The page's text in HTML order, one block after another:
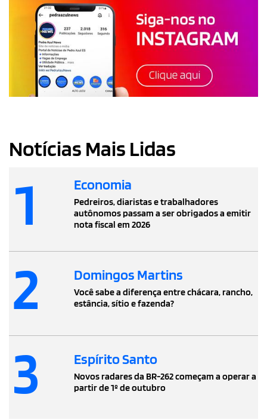
Notícias Mais Lidas
1 Economia
Pedreiros, diaristas e trabalhadores
autônomos passam a ser obrigados a emitir
nota fiscal em 2026
2 Domingos Martins
Você sabe a diferença entre chácara, rancho,
estância, sítio e fazenda?
3 Espírito Santo
Novos radares da BR-262 começam a operar a
partir de 1º de outubro